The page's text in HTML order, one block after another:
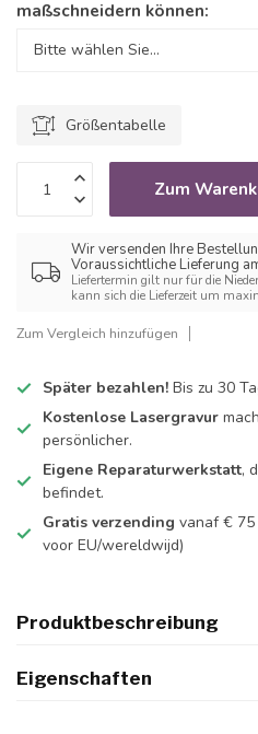
maßschneidern können:
Größentabelle
Zum
Wir versenden Ihre
Voraussichtliche Lieferung
Liefertermin gilt nur für die
kann sich die Lieferzeit um
Zum Vergleich hinzufügen
Später bezahlen! Bis zu 30
Kostenlose Lasergravur
persönlicher.
Eigene Reparaturwerkstatt,
befindet.
Gratis verzending vanaf €
voor EU/wereldwijd)
Produktbeschreibung
Eigenschaften